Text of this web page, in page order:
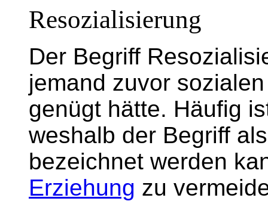
Resozialisierung
Der Begriff
jemand zuvor
genügt hätte. Häufig
weshalb der Begriff
bezeichnet werden
Erziehung zu